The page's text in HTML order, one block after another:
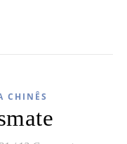
CHINÊS